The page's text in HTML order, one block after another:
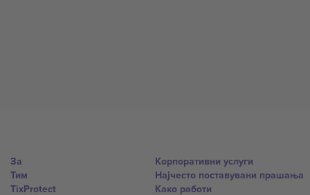
За
Тим
TixProtect
Корпоративни услуги
Најчесто поставувани прашања
Како работи